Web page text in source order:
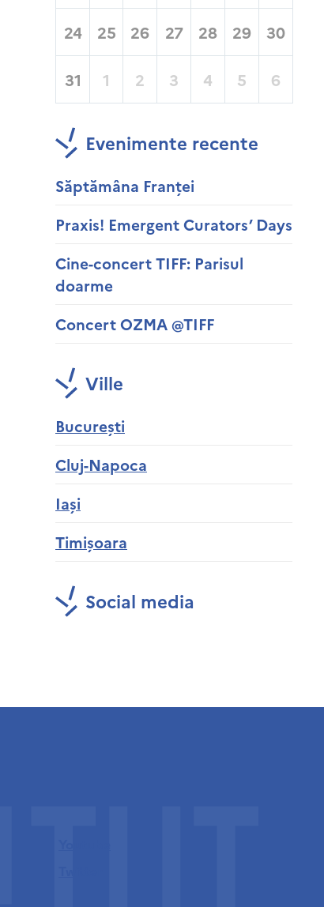
24 25 26 27 28 29 30
31 1 2 3 4 5 6
Evenimente recente
Săptămâna Franței
Praxis! Emergent Curators’ Days
Cine-concert TIFF: Parisul
doarme
Concert OZMA @TIFF
Ville
București
Cluj-Napoca
Iași
Timișoara
Social media